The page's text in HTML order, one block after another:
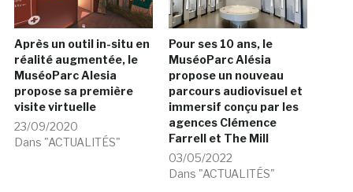
Après un outil in-situ en
réalité augmentée, le
MuséoParc Alesia
propose sa première
visite virtuelle
23/09/2020
Dans "ACTUALITÉS"
Pour ses 10 ans, le
MuséoParc Alésia
propose un nouveau
parcours audiovisuel et
immersif conçu par les
agences Clémence
Farrell et The Mill
03/05/2022
Dans "ACTUALITÉS"